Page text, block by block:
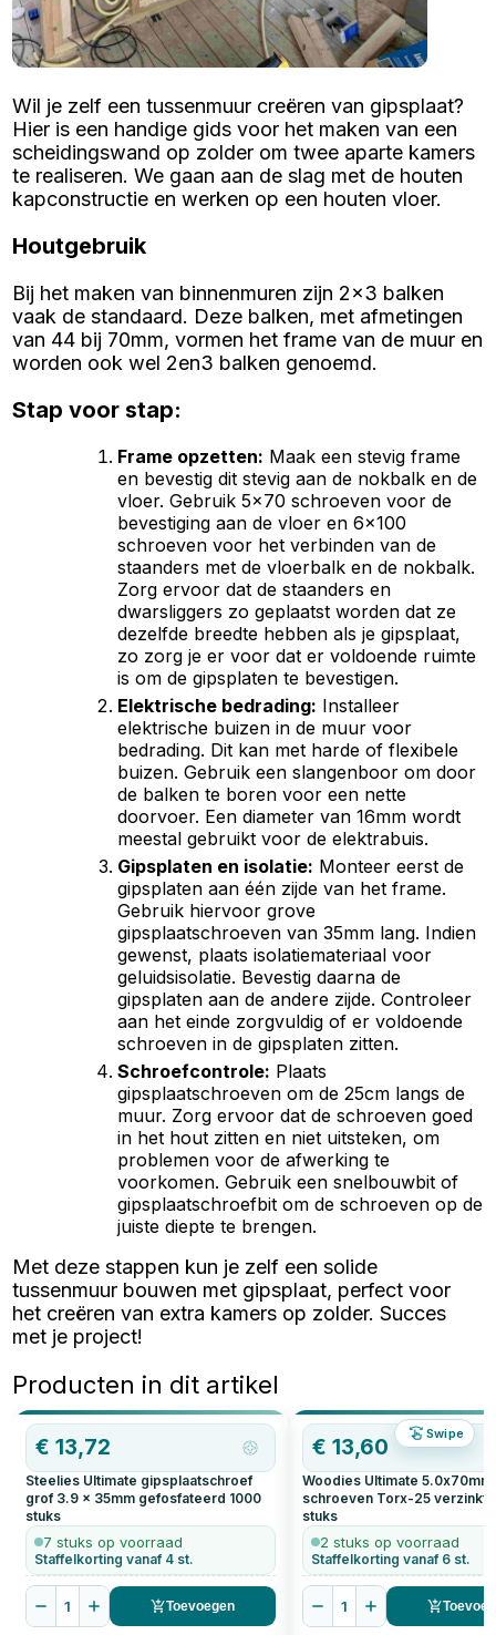
Wil je zelf een tussenmuur creëren van gipsplaat?
Hier is een handige gids voor het maken van een
scheidingswand op zolder om twee aparte kamers
te realiseren. We gaan aan de slag met de houten
kapconstructie en werken op een houten vloer.
Houtgebruik
Bij het maken van binnenmuren zijn 2x3 balken
vaak de standaard. Deze balken, met afmetingen
van 44 bij 70mm, vormen het frame van de muur en
worden ook wel 2en3 balken genoemd.
Stap voor stap:
Frame opzetten: Maak een stevig frame
en bevestig dit stevig aan de nokbalk en de
vloer. Gebruik 5x70 schroeven voor de
bevestiging aan de vloer en 6x100
schroeven voor het verbinden van de
staanders met de vloerbalk en de nokbalk.
Zorg ervoor dat de staanders en
dwarsliggers zo geplaatst worden dat ze
dezelfde breedte hebben als je gipsplaat,
zo zorg je er voor dat er voldoende ruimte
is om de gipsplaten te bevestigen.
Elektrische bedrading: Installeer
elektrische buizen in de muur voor
bedrading. Dit kan met harde of flexibele
buizen. Gebruik een slangenboor om door
de balken te boren voor een nette
doorvoer. Een diameter van 16mm wordt
meestal gebruikt voor de elektrabuis.
Gipsplaten en isolatie: Monteer eerst de
gipsplaten aan één zijde van het frame.
Gebruik hiervoor grove
gipsplaatschroeven van 35mm lang. Indien
gewenst, plaats isolatiemateriaal voor
geluidsisolatie. Bevestig daarna de
gipsplaten aan de andere zijde. Controleer
aan het einde zorgvuldig of er voldoende
schroeven in de gipsplaten zitten.
Schroefcontrole: Plaats
gipsplaatschroeven om de 25cm langs de
muur. Zorg ervoor dat de schroeven goed
in het hout zitten en niet uitsteken, om
problemen voor de afwerking te
voorkomen. Gebruik een snelbouwbit of
gipsplaatschroefbit om de schroeven op de
juiste diepte te brengen.
Met deze stappen kun je zelf een solide
tussenmuur bouwen met gipsplaat, perfect voor
het creëren van extra kamers op zolder. Succes
met je project!
Producten in dit artikel
Swipe
€13,72
Steelies Ultimate gipsplaatschroef
grof 3.9 x 35mm gefosfateerd 1000
stuks
7 stuks op voorraad
Staffelkorting vanaf 4 st.
1 Toevoegen
€13,60
Woodies Ultimate 5.0x70mm
schroeven Torx-25 verzinkt
stuks
2 stuks op voorraad
Staffelkorting vanaf 6 st.
1